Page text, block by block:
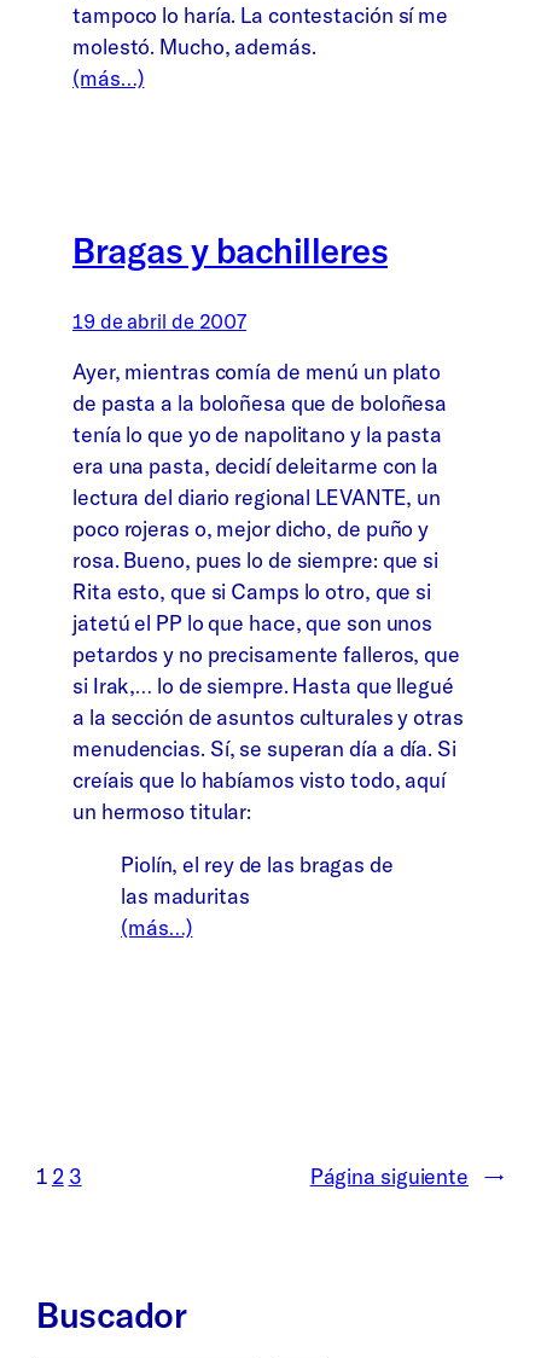
tampoco lo haría. La contestación sí me
molestó. Mucho, además.
(más…)
Bragas y bachilleres
19 de abril de 2007
Ayer, mientras comía de menú un plato
de pasta a la boloñesa que de boloñesa
tenía lo que yo de napolitano y la pasta
era una pasta, decidí deleitarme con la
lectura del diario regional LEVANTE, un
poco rojeras o, mejor dicho, de puño y
rosa. Bueno, pues lo de siempre: que si
Rita esto, que si Camps lo otro, que si
jatetú el PP lo que hace, que son unos
petardos y no precisamente falleros, que
si Irak,… lo de siempre. Hasta que llegué
a la sección de asuntos culturales y otras
menudencias. Sí, se superan día a día. Si
creíais que lo habíamos visto todo, aquí
un hermoso titular:
Piolín, el rey de las bragas de
las maduritas
(más…)
1 2 3 Página siguiente →
Buscador